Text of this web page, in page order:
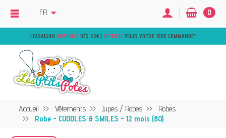
LIVRAISON GRATUITE DÈS 55€ | OFFERTE POUR VOTRE 1ÈRE COMMANDE*
FR 0
Accueil Vêtements Jupes / Robes
Robes
Robe - CUDDLES & SMILES - 12 mois (80)